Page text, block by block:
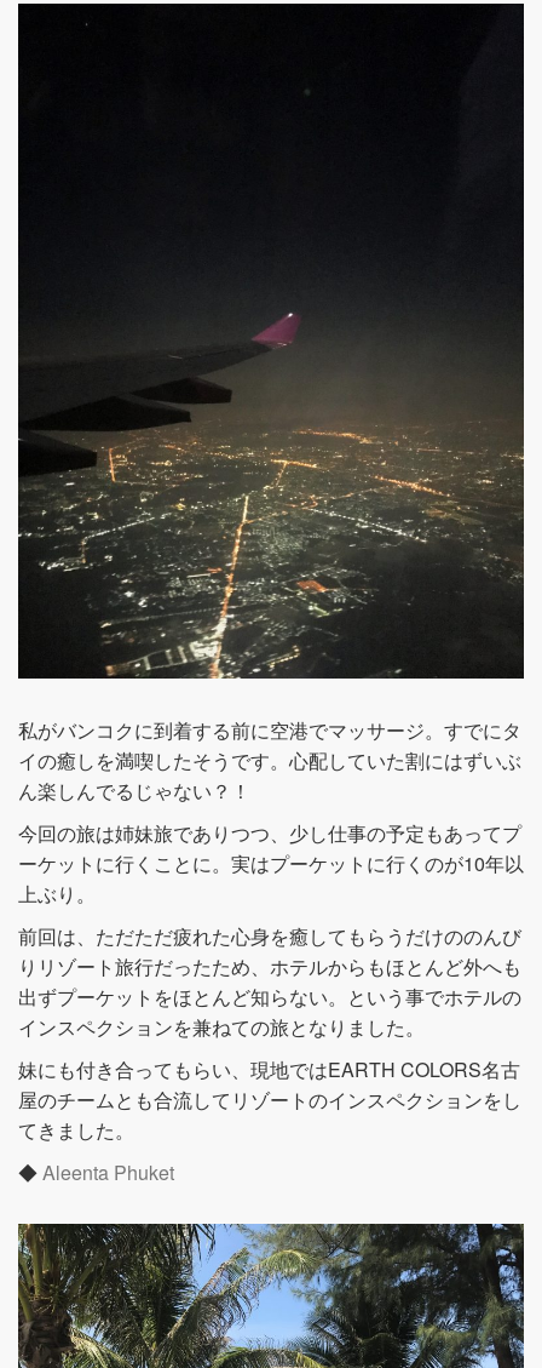
私がバンコクに到着する前に空港でマッサージ。すでにタ
イの癒しを満喫したそうです。心配していた割にはずいぶ
ん楽しんでるじゃない？！
今回の旅は姉妹旅でありつつ、少し仕事の予定もあってプ
ーケットに行くことに。実はプーケットに行くのが10年以
上ぶり。
前回は、ただただ疲れた心身を癒してもらうだけののんび
りリゾート旅行だったため、ホテルからもほとんど外へも
出ずプーケットをほとんど知らない。という事でホテルの
インスペクションを兼ねての旅となりました。
妹にも付き合ってもらい、現地ではEARTH COLORS名古
屋のチームとも合流してリゾートのインスペクションをし
てきました。
◆Aleenta Phuket